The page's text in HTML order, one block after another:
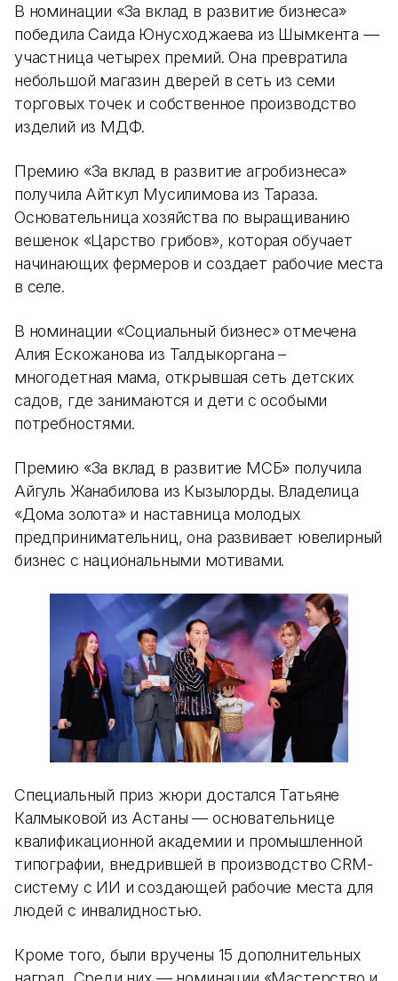
В номинации «За вклад в развитие бизнеса»
победила Саида Юнусходжаева из Шымкента —
участница четырех премий. Она превратила
небольшой магазин дверей в сеть из семи
торговых точек и собственное производство
изделий из МДФ.
Премию «За вклад в развитие агробизнеса»
получила Айткул Мусилимова из Тараза.
Основательница хозяйства по выращиванию
вешенок «Царство грибов», которая обучает
начинающих фермеров и создает рабочие места
в селе.
В номинации «Социальный бизнес» отмечена
Алия Ескожанова из Талдыкоргана –
многодетная мама, открывшая сеть детских
садов, где занимаются и дети с особыми
потребностями.
Премию «За вклад в развитие МСБ» получила
Айгуль Жанабилова из Кызылорды. Владелица
«Дома золота» и наставница молодых
предпринимательниц, она развивает ювелирный
бизнес с национальными мотивами.
Специальный приз жюри достался Татьяне
Калмыковой из Астаны — основательнице
квалификационной академии и промышленной
типографии, внедрившей в производство CRM-
систему с ИИ и создающей рабочие места для
людей с инвалидностью.
Кроме того, были вручены 15 дополнительных